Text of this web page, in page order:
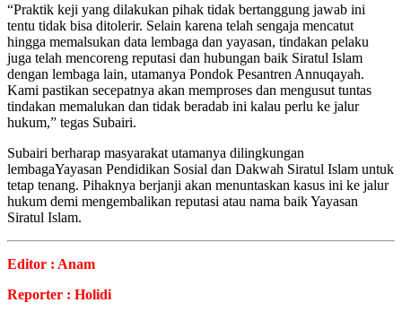
“Praktik keji yang dilakukan pihak tidak bertanggung jawab ini
tentu tidak bisa ditolerir. Selain karena telah sengaja mencatut
hingga memalsukan data lembaga dan yayasan, tindakan pelaku
juga telah mencoreng reputasi dan hubungan baik Siratul Islam
dengan lembaga lain, utamanya Pondok Pesantren Annuqayah.
Kami pastikan secepatnya akan memproses dan mengusut tuntas
tindakan memalukan dan tidak beradab ini kalau perlu ke jalur
hukum,” tegas Subairi.
Subairi berharap masyarakat utamanya dilingkungan
lembagaYayasan Pendidikan Sosial dan Dakwah Siratul Islam untuk
tetap tenang. Pihaknya berjanji akan menuntaskan kasus ini ke jalur
hukum demi mengembalikan reputasi atau nama baik Yayasan
Siratul Islam.
Editor : Anam
Reporter : Holidi